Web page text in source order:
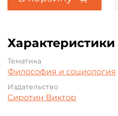
Характеристики
Тематика
Философия и социология
Издательство
Сиротин Виктор